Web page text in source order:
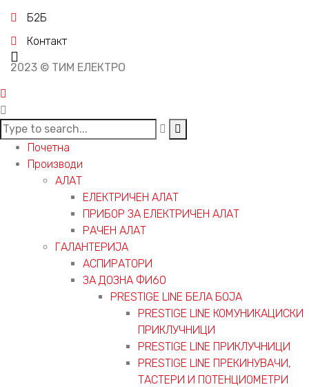
Б2Б
Контакт
2023 © ТИМ ЕЛЕКТРО
Почетна
Производи
АЛАТ
ЕЛЕКТРИЧЕН АЛАТ
ПРИБОР ЗА ЕЛЕКТРИЧЕН АЛАТ
РАЧЕН АЛАТ
ГАЛАНТЕРИЈА
АСПИРАТОРИ
ЗА ДОЗНА ФИ60
PRESTIGE LINE БЕЛА БОЈА
PRESTIGE LINE КОМУНИКАЦИСКИ
ПРИКЛУЧНИЦИ
PRESTIGE LINE ПРИКЛУЧНИЦИ
PRESTIGE LINE ПРЕКИНУВАЧИ,
ТАСТЕРИ И ПОТЕНЦИОМЕТРИ